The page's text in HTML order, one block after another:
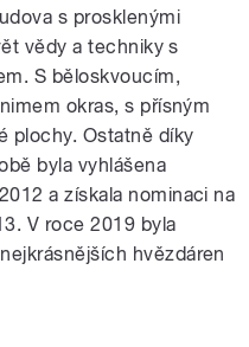
s prosklenými
vědy a techniky s
S běloskvoucím,
okras, s přísným
plochy. Ostatně díky
byla vyhlášena
a získala nominaci na
V roce 2019 byla
hvězdáren